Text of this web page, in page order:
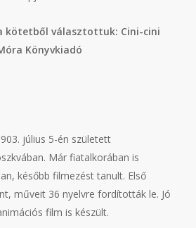
kötetből választottuk: Cini-cini
Könyvkiadó
július 5-én született
Már fiatalkorában is
később filmezést tanult. Első
műveit 36 nyelvre fordították le. Jó
film is készült.